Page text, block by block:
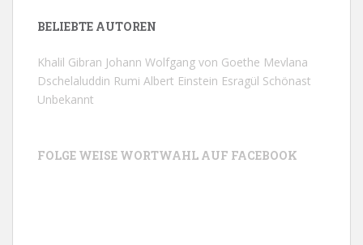
BELIEBTE AUTOREN
Khalil Gibran Johann Wolfgang von Goethe Mevlana
Dschelaluddin Rumi Albert Einstein Esragül Schönast
Unbekannt
FOLGE WEISE WORTWAHL AUF FACEBOOK